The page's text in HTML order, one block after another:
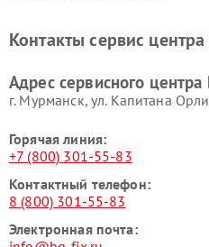
Контакты сервис центра
Адрес сервисного центра
г. Мурманск, ул. Капитана
Горячая линия:
+7 (800) 301-55-83
Контактный телефон:
8 (800) 301-55-83
Электронная почта: